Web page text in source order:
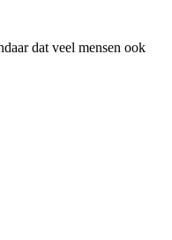
dat veel mensen ook